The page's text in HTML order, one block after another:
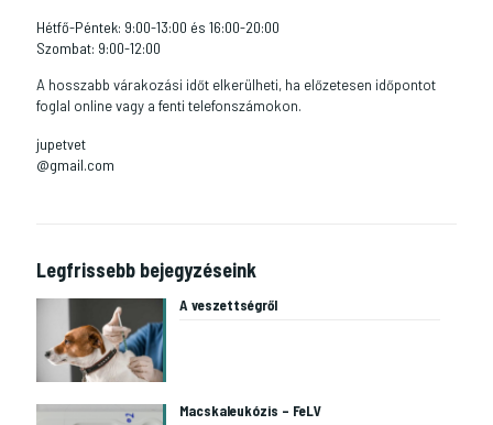
Hétfő-Péntek: 9:00-13:00 és 16:00-20:00
Szombat: 9:00-12:00
A hosszabb várakozási időt elkerülheti, ha előzetesen időpontot
foglal online vagy a fenti telefonszámokon.
jupetvet
@gmail.com
Legfrissebb bejegyzéseink
A veszettségről
Macskaleukózis – FeLV